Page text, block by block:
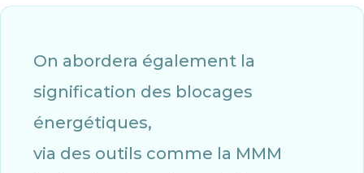
On abordera également la
signification des blocages
énergétiques,
via des outils comme la MMM